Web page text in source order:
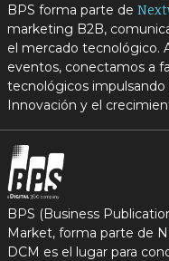
BPS forma parte de
marketing B2B,
el mercado tecnológico.
eventos, conectamos a
tecnológicos impulsando
Innovación y el
BPS (Business
Market, forma parte de
DCM es el lugar para